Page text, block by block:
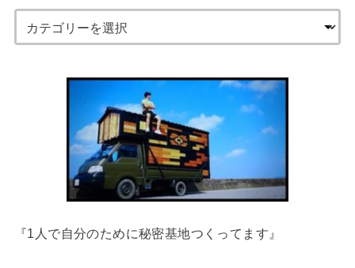
『1人で自分のために秘密基地つくってます』